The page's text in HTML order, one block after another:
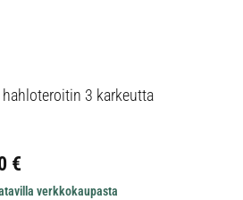
hahloteroitin 3 karkeutta
€
verkkokaupasta